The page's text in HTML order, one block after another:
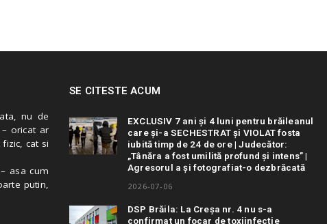
nu de
oricat ar
cat si
asa cum
putin,
SE CITESTE ACUM
EXCLUSIV 7 ani și 4 luni pentru brăileanul
care și-a SECHESTRAT și VIOLAT fosta
iubită timp de 24 de ore | Judecător:
„Tânăra a fost umilită profund și intens” |
Agresorul a și fotografiat-o dezbrăcată
2026-07-06
DSP Brăila: La Creșa nr. 4 nu s-a
confirmat un focar de toxiinfecție